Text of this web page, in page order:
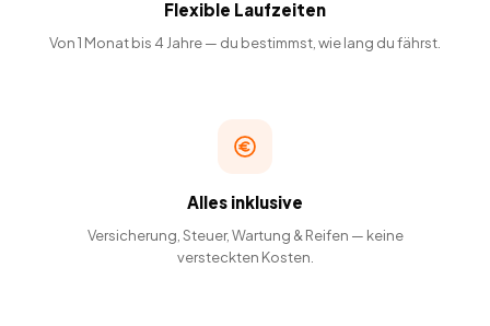
Flexible Laufzeiten
Von 1 Monat bis 4 Jahre — du bestimmst, wie lang du fährst.
Alles inklusive
Versicherung, Steuer, Wartung & Reifen — keine
versteckten Kosten.